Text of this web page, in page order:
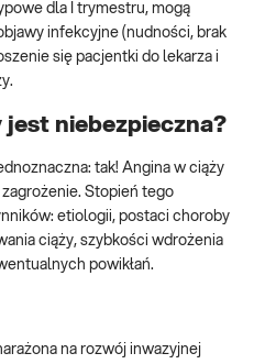
dla I trymestru, mogą
infekcyjne (nudności, brak
się pacjentki do lekarza i
niebezpieczna?
tak! Angina w ciąży
Stopień tego
etiologii, postaci choroby
ciąży, szybkości wdrożenia
powikłań.
na rozwój inwazyjnej